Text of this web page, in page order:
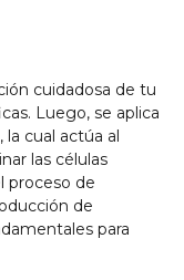
cuidadosa de tu
Luego, se aplica
la cual actúa al
las células
proceso de
de
para